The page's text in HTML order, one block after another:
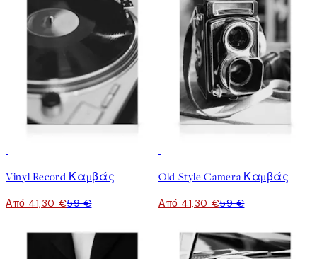
Vinyl Record Καμβάς
Από 41,30 €59 €
Old Style Camera Καμβάς
Από 41,30 €59 €